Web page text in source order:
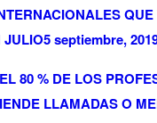
QUE
JULIO5 septiembre,
80 % DE LOS
LLAMADAS O